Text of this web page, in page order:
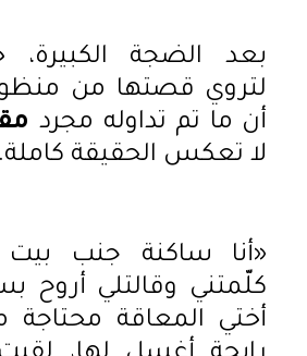
بعد الضجة
لتروي قصتها من
أن ما تم تداوله مجرد
لا تعكس الحقيقة
«أنا ساكنة جنب بيت
كلّمتني وقالتلي أروح
أختي المعاقة محتاجة